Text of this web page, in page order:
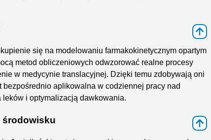
się na modelowaniu farmakokinetycznym opartym
metod obliczeniowych odwzorować realne procesy
w medycynie translacyjnej. Dzięki temu zdobywają oni
aplikowalna w codziennej pracy nad
i optymalizacją dawkowania.
środowisku